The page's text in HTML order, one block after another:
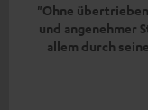
"Ohne
und angenehmer
allem durch